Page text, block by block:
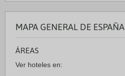
MAPA GENERAL DE ESPAÑA
ÁREAS
Ver hoteles en: